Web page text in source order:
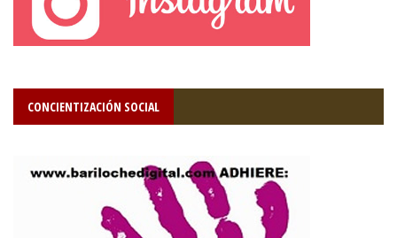
CONCIENTIZACIÓN SOCIAL